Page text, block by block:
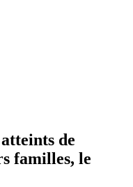
de
familles, le